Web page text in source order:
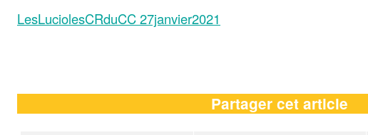
LesLuciolesCRduCC 27janvier2021
Partager cet article